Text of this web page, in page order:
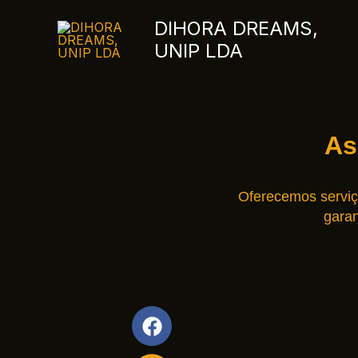
DIHORA DREAMS,
UNIP LDA
Oferecemos
F
a
P
h
I
n